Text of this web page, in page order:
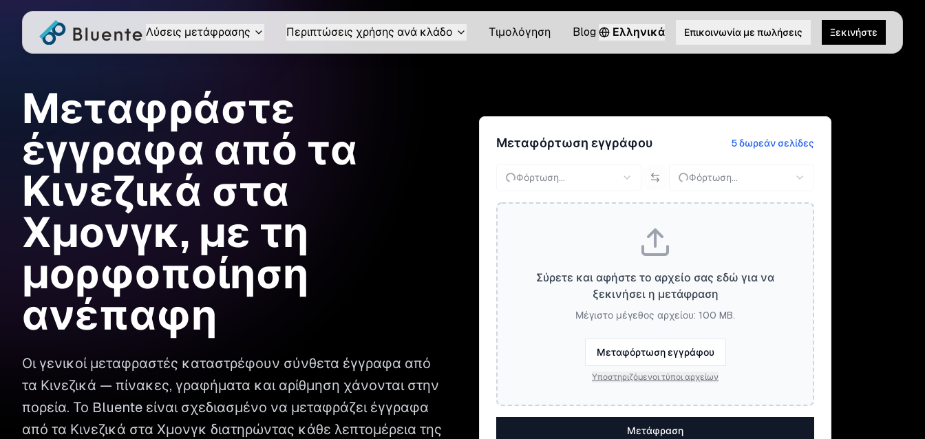
Λύσεις μετάφρασης Περιπτώσεις χρήσης ανά κλάδο Τιμολόγηση Blog Ελληνικά Επικοινωνία με πωλήσεις Ξεκινήστε
Μεταφράστε
έγγραφα από τα
Κινεζικά στα
Χμονγκ, με τη
μορφοποίηση
ανέπαφη
Οι γενικοί μεταφραστές καταστρέφουν σύνθετα έγγραφα από
τα Κινεζικά — πίνακες, γραφήματα και αρίθμηση χάνονται στην
πορεία. Το Bluente είναι σχεδιασμένο να μεταφράζει έγγραφα
από τα Κινεζικά στα Χμονγκ διατηρώντας κάθε λεπτομέρεια της
Μεταφόρτωση εγγράφου 5 δωρεάν σελίδες
Φόρτωση... Φόρτωση...
Σύρετε και αφήστε το αρχείο σας εδώ για να
ξεκινήσει η μετάφραση
Μέγιστο μέγεθος αρχείου: 100 MB.
Μεταφόρτωση εγγράφου
Υποστηριζόμενοι τύποι αρχείων
Μετάφραση